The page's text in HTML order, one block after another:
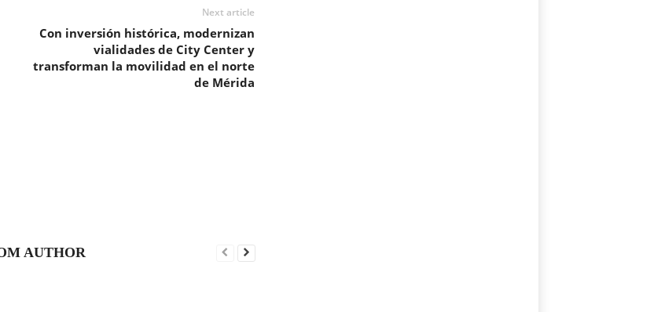
Next article
Con inversión histórica, modernizan
vialidades de City Center y
transforman la movilidad en el norte
de Mérida
AUTHOR